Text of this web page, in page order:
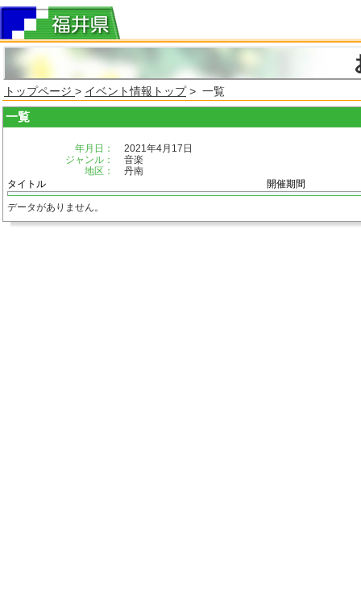
トップページ > イベント情報トップ> 一覧
一覧
年月日：
2021年4月17日
ジャンル：
音楽
地区：
丹南
タイトル
開催期間
データがありません。